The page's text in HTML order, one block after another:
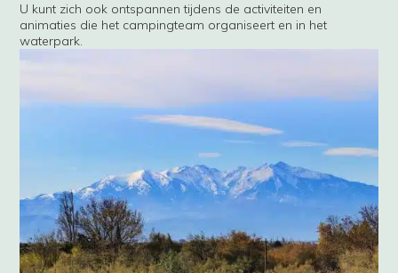
U kunt zich ook ontspannen tijdens de activiteiten en
animaties die het campingteam organiseert en in het
waterpark.